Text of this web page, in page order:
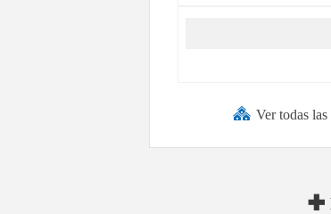
Ver todas